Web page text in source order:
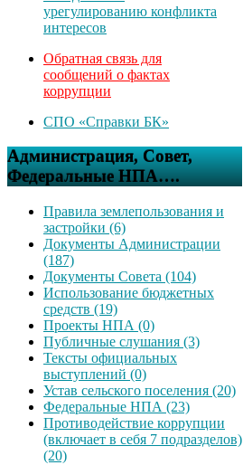
урегулированию конфликта
интересов
Обратная связь для
сообщений о фактах
коррупции
СПО «Справки БК»
Администрация, Совет,
Федеральные НПА….
Правила землепользования и
застройки (6)
Документы Администрации
(187)
Документы Совета (104)
Использование бюджетных
средств (19)
Проекты НПА (0)
Публичные слушания (3)
Тексты официальных
выступлений (0)
Устав сельского поселения (20)
Федеральные НПА (23)
Противодействие коррупции
(включает в себя 7 подразделов)
(20)